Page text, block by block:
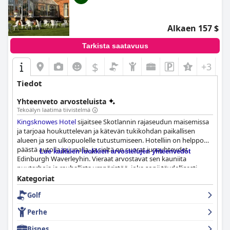
Alkaen 157 $
Tarkista saatavuus
$ +3
Tiedot
Yhteenveto arvosteluista
Tekoälyn laatima tiivistelmä
Kingsknowes Hotelsijaitsee Skotlannin rajaseudun maisemissa
ja tarjoaa houkuttelevan ja kätevän tukikohdan paikallisen
alueen ja sen ulkopuolelle tutustumiseen. Hotelliin on helppo
päästä autolla ja junalla, ja sieltä on suorat junayhteydet
Edinburgh Waverleyhin. Vieraat arvostavat sen kauniita
puutarhoja ja rauhallista ympäristöä, joka sopii täydellisesti
rentoutumiseen, maisemakävelyihin ja nähtävyyksien
katseluun, erityisesti Abbotsford Housen ja Tweedjoen lähellä.
Rakennuksen historiallinen viehätys yhdistettynä upeisiin
näkymiin tekee siitä erinomaisen valinnan sekä lyhyille että
pidemmille loma-matkoille.
Lue kaikkien luokkien arvostelujen yhteenvedot
Kategoriat
Golf
Perhe